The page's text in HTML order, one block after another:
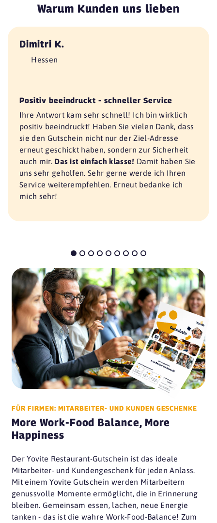
Warum Kunden uns lieben
Dimitri K.
Hessen
Positiv beeindruckt - schneller Service
Ihre Antwort kam sehr schnell! Ich bin wirklich
positiv beeindruckt! Haben Sie vielen Dank, dass
sie den Gutschein nicht nur der Ziel-Adresse
erneut geschickt haben, sondern zur Sicherheit
auch mir. Das ist einfach klasse! Damit haben Sie
uns sehr geholfen. Sehr gerne werde ich Ihren
Service weiterempfehlen. Erneut bedanke ich
mich sehr!
FÜR FIRMEN: MITARBEITER- UND KUNDEN GESCHENKE
More Work-Food Balance, More
Happiness
Der Yovite Restaurant-Gutschein ist das ideale
Mitarbeiter- und Kundengeschenk für jeden Anlass.
Mit einem Yovite Gutschein werden Mitarbeitern
genussvolle Momente ermöglicht, die in Erinnerung
bleiben. Gemeinsam essen, lachen, neue Energie
tanken - das ist die wahre Work-Food-Balance! Zum